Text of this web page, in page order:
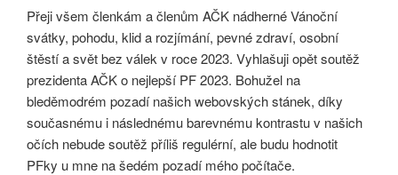
Přeji všem členkám a členům AČK nádherné Vánoční
svátky, pohodu, klid a rozjímání, pevné zdraví, osobní
štěstí a svět bez válek v roce 2023. Vyhlašuji opět soutěž
prezidenta AČK o nejlepší PF 2023. Bohužel na
bleděmodrém pozadí našich webovských stánek, díky
současnému i následnému barevnému kontrastu v našich
očích nebude soutěž příliš regulérní, ale budu hodnotit
PFky u mne na šedém pozadí mého počítače.